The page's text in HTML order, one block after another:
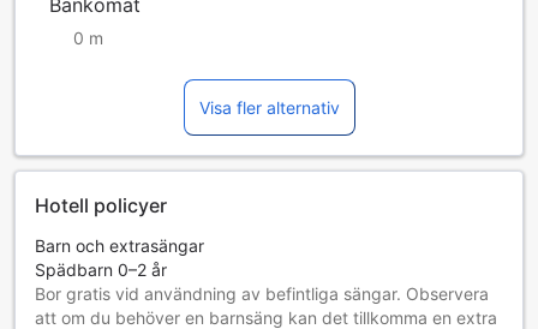
0 m
Visa fler alternativ
Hotell policyer
Barn och extrasängar
Spädbarn 0–2 år
Bor gratis vid användning av befintliga sängar. Observera
att om du behöver en barnsäng kan det tillkomma en extra